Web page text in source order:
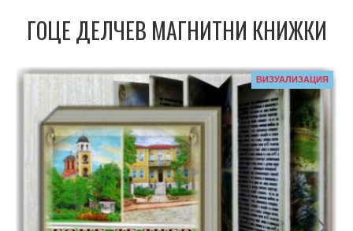
ГОЦЕ ДЕЛЧЕВ МАГНИТНИ КНИЖКИ
ВИЗУАЛИЗАЦИЯ